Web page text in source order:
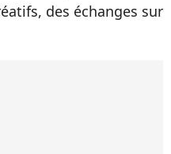
des échanges sur